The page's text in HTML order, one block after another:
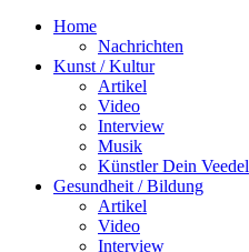
Home
Nachrichten
Kunst / Kultur
Artikel
Video
Interview
Musik
Künstler Dein Veedel
Gesundheit / Bildung
Artikel
Video
Interview